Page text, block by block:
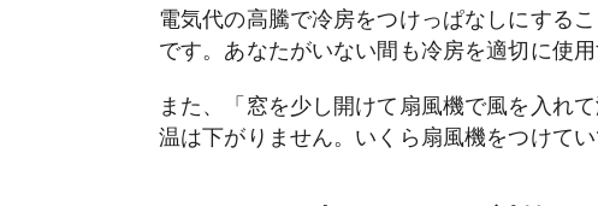
電気代の高騰で冷房をつけっぱなしにする
です。あなたがいない間も冷房を適切に使
また、「窓を少し開けて扇風機で風を入れ
温は下がりません。いくら扇風機をつけて